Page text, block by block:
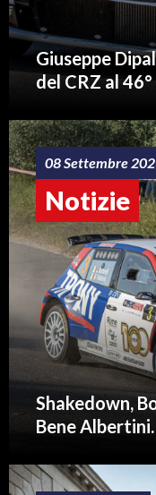
Giuseppe
del CRZ al
08 Settembre
Notizie
Shakedown,
Bene Albertini.